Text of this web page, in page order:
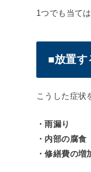
1つでも当て
■放置す
こうした症状
・雨漏り
・内部の腐食
・修繕費の増